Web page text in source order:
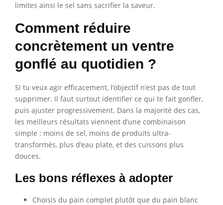
limites ainsi le sel sans sacrifier la saveur.
Comment réduire
concrètement un ventre
gonflé au quotidien ?
Si tu veux agir efficacement, l’objectif n’est pas de tout
supprimer. Il faut surtout identifier ce qui te fait gonfler,
puis ajuster progressivement. Dans la majorité des cas,
les meilleurs résultats viennent d’une combinaison
simple : moins de sel, moins de produits ultra-
transformés, plus d’eau plate, et des cuissons plus
douces.
Les bons réflexes à adopter
Choisis du pain complet plutôt que du pain blanc